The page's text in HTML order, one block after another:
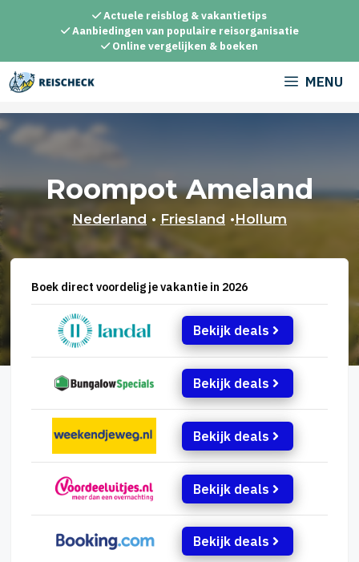
inhoud
Actuele reisblog & vakantietips
Aanbiedingen van populaire reisorganisatie
Online vergelijken & boeken
MENU
Roompot Ameland
Nederland • Friesland •Hollum
Boek direct voordelig je vakantie in 2026
Bekijk deals
Bekijk deals
Bekijk deals
Bekijk deals
Bekijk deals